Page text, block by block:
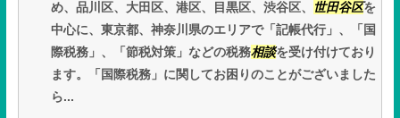
め、品川区、大田区、港区、目黒区、渋谷区、 世田谷区を
中心に、東京都、神奈川県のエリアで「記帳代行」、「国
際税務」、「節税対策」などの税務相談を受け付けており
ます。「国際税務」に関してお困りのことがございました
ら...